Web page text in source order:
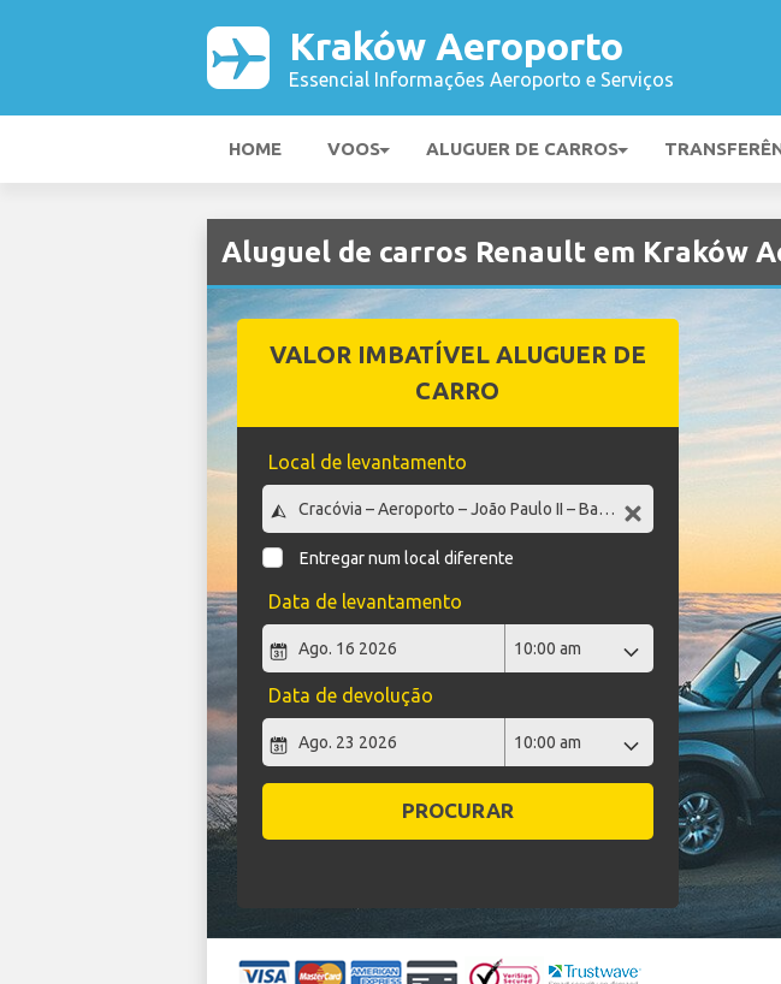
Kraków Aeroporto
Essencial Informações Aeroporto e Serviços
HOME VOOS ALUGUER DE CARROS
Aluguel de carros Renault em Kraków
VALOR IMBATÍVEL ALUGUER DE
CARRO
Local de levantamento
Entregar num local diferente
Data de levantamento
Data de devolução
PROCURAR